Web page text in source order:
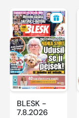
BLESK -
7.8.2026